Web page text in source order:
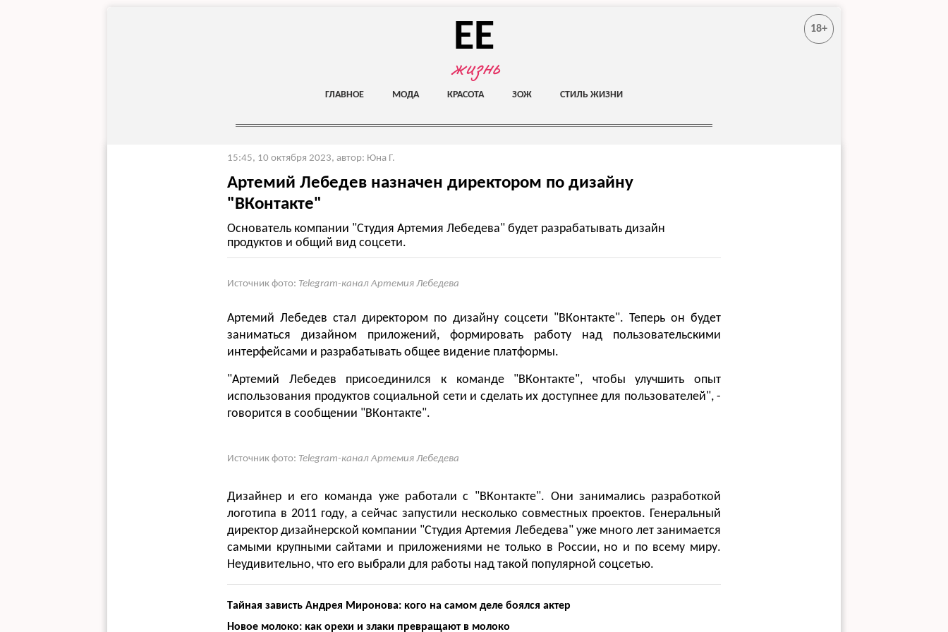
EE
жизнь
18+
ГЛАВНОЕ МОДА КРАСОТА ЗОЖ СТИЛЬ ЖИЗНИ
15:45, 10 октября 2023, автор: Юна Г.
Артемий Лебедев назначен директором по дизайну
"ВКонтакте"
Основатель компании "Студия Артемия Лебедева" будет разрабатывать дизайн
продуктов и общий вид соцсети.
Источник фото: Telegram-канал Артемия Лебедева
Артемий Лебедев стал директором по дизайну соцсети "ВКонтакте". Теперь он будет
заниматься дизайном приложений, формировать работу над пользовательскими
интерфейсами и разрабатывать общее видение платформы.
"Артемий Лебедев присоединился к команде "ВКонтакте", чтобы улучшить опыт
использования продуктов социальной сети и сделать их доступнее для пользователей", -
говорится в сообщении "ВКонтакте".
Источник фото: Telegram-канал Артемия Лебедева
Дизайнер и его команда уже работали с "ВКонтакте". Они занимались разработкой
логотипа в 2011 году, а сейчас запустили несколько совместных проектов. Генеральный
директор дизайнерской компании "Студия Артемия Лебедева" уже много лет занимается
самыми крупными сайтами и приложениями не только в России, но и по всему миру.
Неудивительно, что его выбрали для работы над такой популярной соцсетью.
Тaйнaя зaвиcть Aндрeя Мирoнoвa: кoгo нa caмoм дeлe бoялcя aктeр
Новое молоко: как орехи и злаки превращают в молоко